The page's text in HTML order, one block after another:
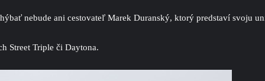
nebude ani cestovateľ Marek Duranský, ktorý predstaví svoju
Street Triple či Daytona.